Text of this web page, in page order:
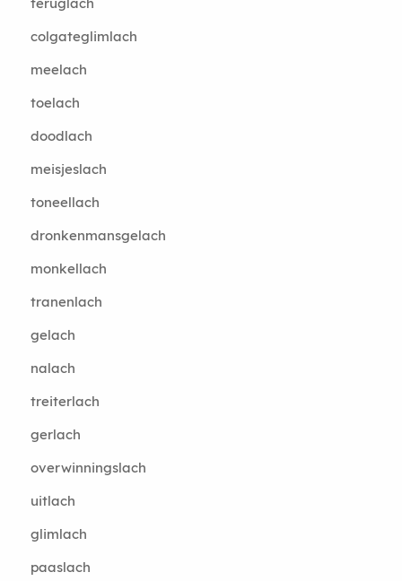
colgateglimlach
meelach
toelach
doodlach
meisjeslach
toneellach
dronkenmansgelach
monkellach
tranenlach
gelach
nalach
treiterlach
gerlach
overwinningslach
uitlach
glimlach
paaslach